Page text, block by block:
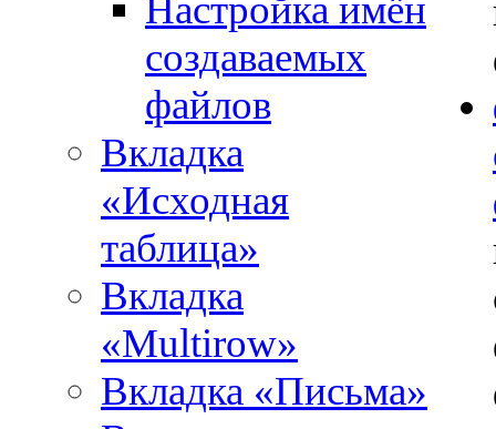
Настройка имён
создаваемых
файлов
Вкладка
«Исходная
таблица»
Вкладка
«Multirow»
Вкладка «Письма»